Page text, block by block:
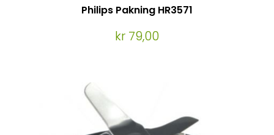
Philips Pakning HR3571
kr 79,00